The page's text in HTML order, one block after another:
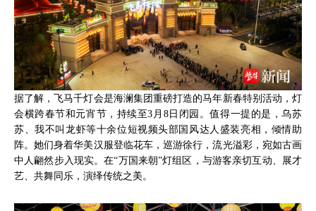
据了解，飞马千灯会是海澜集团重磅打造的马年新春特别活动，灯
会横跨春节和元宵节，持续至3月8日闭园。值得一提的是，乌苏
苏、我不叫龙虾等十余位短视频头部国风达人盛装亮相，倾情助
阵。她们身着华美汉服登临花车，巡游徐行，流光溢彩，宛如古画
中人翩然步入现实。在“万国来朝”灯组区，与游客亲切互动、展才
艺、共舞同乐，演绎传统之美。